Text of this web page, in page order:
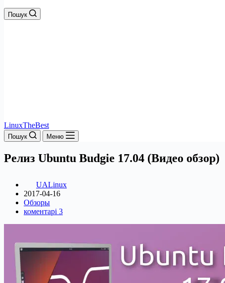
Пошук
LinuxTheBest
Пошук Меню
Релиз Ubuntu Budgie 17.04 (Видео обзор)
UALinux
2017-04-16
Обзоры
коментарі 3